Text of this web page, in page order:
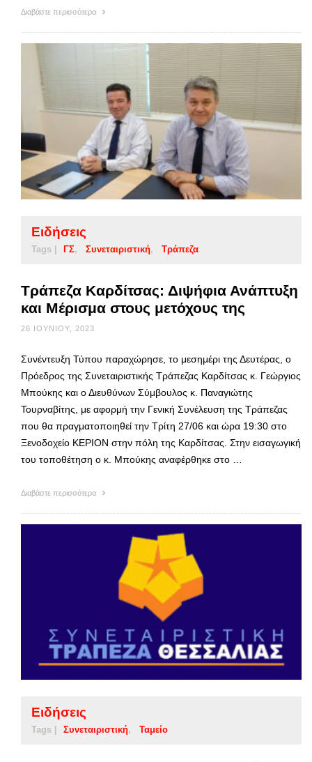
Διαβάστε περισσότερα
Ειδήσεις
Tags | ΓΣ Συνεταιριστική Τράπεζα
Τράπεζα Καρδίτσας: Διψήφια Ανάπτυξη
και Μέρισμα στους μετόχους της
26 ΙΟΥΝΊΟΥ, 2023
Συνέντευξη Τύπου παραχώρησε, το μεσημέρι της Δευτέρας, ο
Πρόεδρος της Συνεταιριστικής Τράπεζας Καρδίτσας κ. Γεώργιος
Μπούκης και ο Διευθύνων Σύμβουλος κ. Παναγιώτης
Τουρναβίτης, με αφορμή την Γενική Συνέλευση της Τράπεζας
που θα πραγματοποιηθεί την Τρίτη 27/06 και ώρα 19:30 στο
Ξενοδοχείο ΚΕΡΙΟΝ στην πόλη της Καρδίτσας. Στην εισαγωγική
του τοποθέτηση ο κ. Μπούκης αναφέρθηκε στο …
Διαβάστε περισσότερα
Ειδήσεις
Tags | Συνεταιριστική Ταμείο